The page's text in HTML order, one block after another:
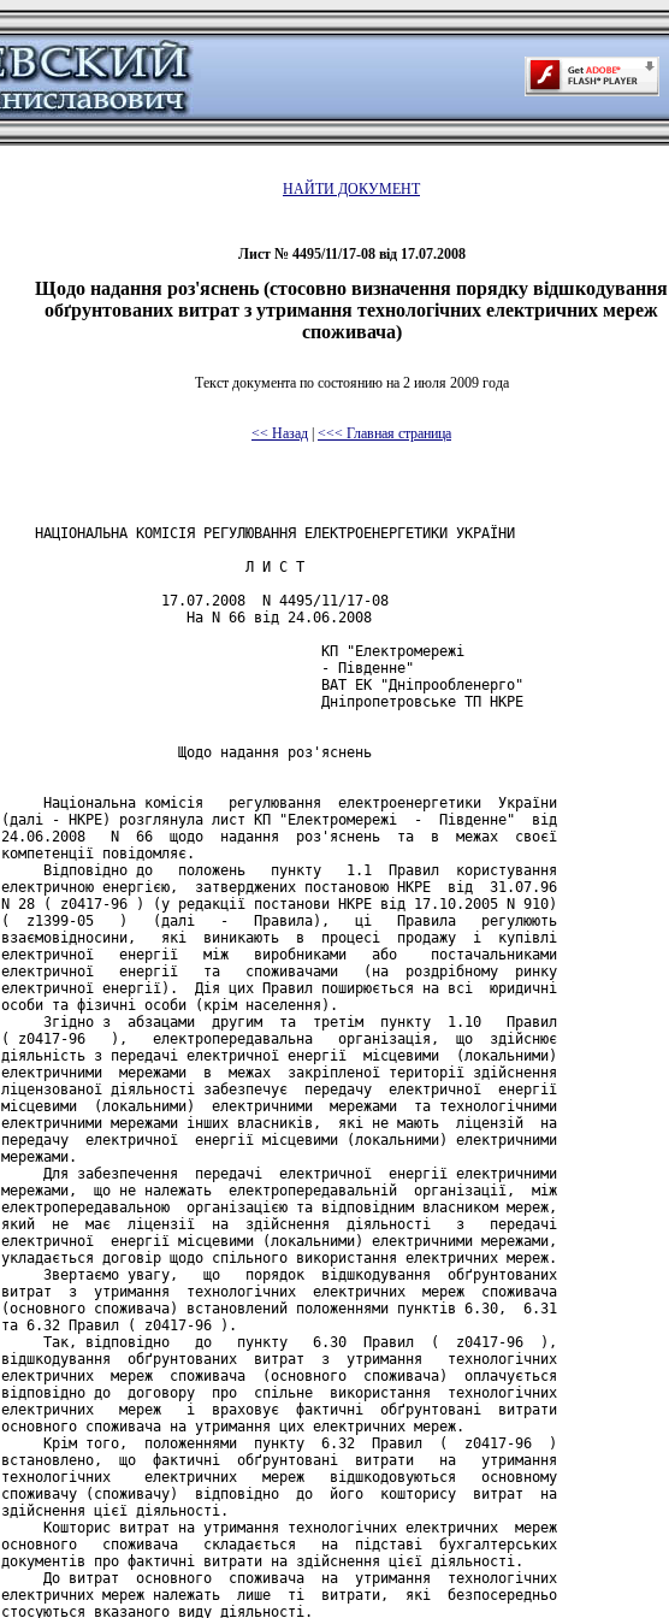
НАЙТИ ДОКУМЕНТ
Лист № 4495/11/17-08 від 17.07.2008
Щодо надання роз'яснень (стосовно визначення порядку відшкодування
обґрунтованих витрат з утримання технологічних електричних мереж
споживача)
Текст документа по состоянию на 2 июля 2009 года
<< Назад | <<< Главная страница
    НАЦІОНАЛЬНА КОМІСІЯ РЕГУЛЮВАННЯ ЕЛЕКТРОЕНЕРГЕТИКИ УКРАЇНИ
                             Л И С Т
                   17.07.2008  N 4495/11/17-08
                      На N 66 від 24.06.2008
                                      КП "Електромережі
                                      - Південне"
                                      ВАТ ЕК "Дніпрообленерго"
                                      Дніпропетровське ТП НКРЕ
                     Щодо надання роз'яснень
     Національна комісія   регулювання  електроенергетики  України
(далі - НКРЕ) розглянула лист КП "Електромережі  -  Південне"  від
24.06.2008   N  66  щодо  надання  роз'яснень  та  в  межах  своєї
компетенції повідомляє.
     Відповідно до   положень   пункту   1.1  Правил  користування
електричною енергією,  затверджених постановою НКРЕ  від  31.07.96
N 28 ( z0417-96 ) (у редакції постанови НКРЕ від 17.10.2005 N 910)
(  z1399-05   )   (далі   -   Правила),   ці   Правила   регулюють
взаємовідносини,   які  виникають  в  процесі  продажу  і  купівлі
електричної   енергії   між   виробниками   або    постачальниками
електричної   енергії   та   споживачами   (на  роздрібному  ринку
електричної енергії).  Дія цих Правил поширюється на всі  юридичні
особи та фізичні особи (крім населення).
     Згідно з  абзацами  другим  та  третім  пункту  1.10   Правил
( z0417-96   ),   електропередавальна   організація,  що  здійснює
діяльність з передачі електричної енергії  місцевими  (локальними)
електричними  мережами  в  межах  закріпленої території здійснення
ліцензованої діяльності забезпечує  передачу  електричної  енергії
місцевими  (локальними)  електричними  мережами  та технологічними
електричними мережами інших власників,  які не мають  ліцензій  на
передачу  електричної  енергії місцевими (локальними) електричними
мережами.
     Для забезпечення  передачі  електричної  енергії електричними
мережами,  що не належать  електропередавальній  організації,  між
електропередавальною  організацією та відповідним власником мереж,
який  не  має  ліцензії  на  здійснення  діяльності   з   передачі
електричної  енергії місцевими (локальними) електричними мережами,
укладається договір щодо спільного використання електричних мереж.
     Звертаємо увагу,   що   порядок  відшкодування  обґрунтованих
витрат  з  утримання  технологічних  електричних  мереж  споживача
(основного споживача) встановлений положеннями пунктів 6.30,  6.31
та 6.32 Правил ( z0417-96 ).
     Так, відповідно   до   пункту   6.30  Правил  (  z0417-96  ),
відшкодування  обґрунтованих  витрат  з  утримання   технологічних
електричних  мереж  споживача  (основного  споживача)  оплачується
відповідно до  договору  про  спільне  використання  технологічних
електричних   мереж   і  враховує  фактичні  обґрунтовані  витрати
основного споживача на утримання цих електричних мереж.
     Крім того,  положеннями  пункту  6.32  Правил  (  z0417-96  )
встановлено,  що  фактичні  обґрунтовані  витрати   на   утримання
технологічних    електричних   мереж   відшкодовуються   основному
споживачу (споживачу)  відповідно  до  його  кошторису  витрат  на
здійснення цієї діяльності.
     Кошторис витрат на утримання технологічних електричних  мереж
основного   споживача   складається   на  підставі  бухгалтерських
документів про фактичні витрати на здійснення цієї діяльності.
     До витрат  основного  споживача  на  утримання  технологічних
електричних мереж належать  лише  ті  витрати,  які  безпосередньо
стосуються вказаного виду діяльності.